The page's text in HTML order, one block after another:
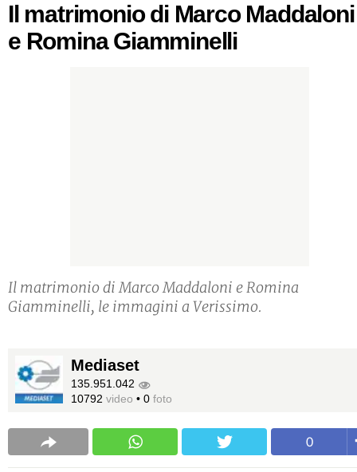
Il matrimonio di Marco Maddaloni
e Romina Giamminelli
Il matrimonio di Marco Maddaloni e Romina
Giamminelli, le immagini a Verissimo.
Mediaset
135.951.042
10792 video • 0 foto
0